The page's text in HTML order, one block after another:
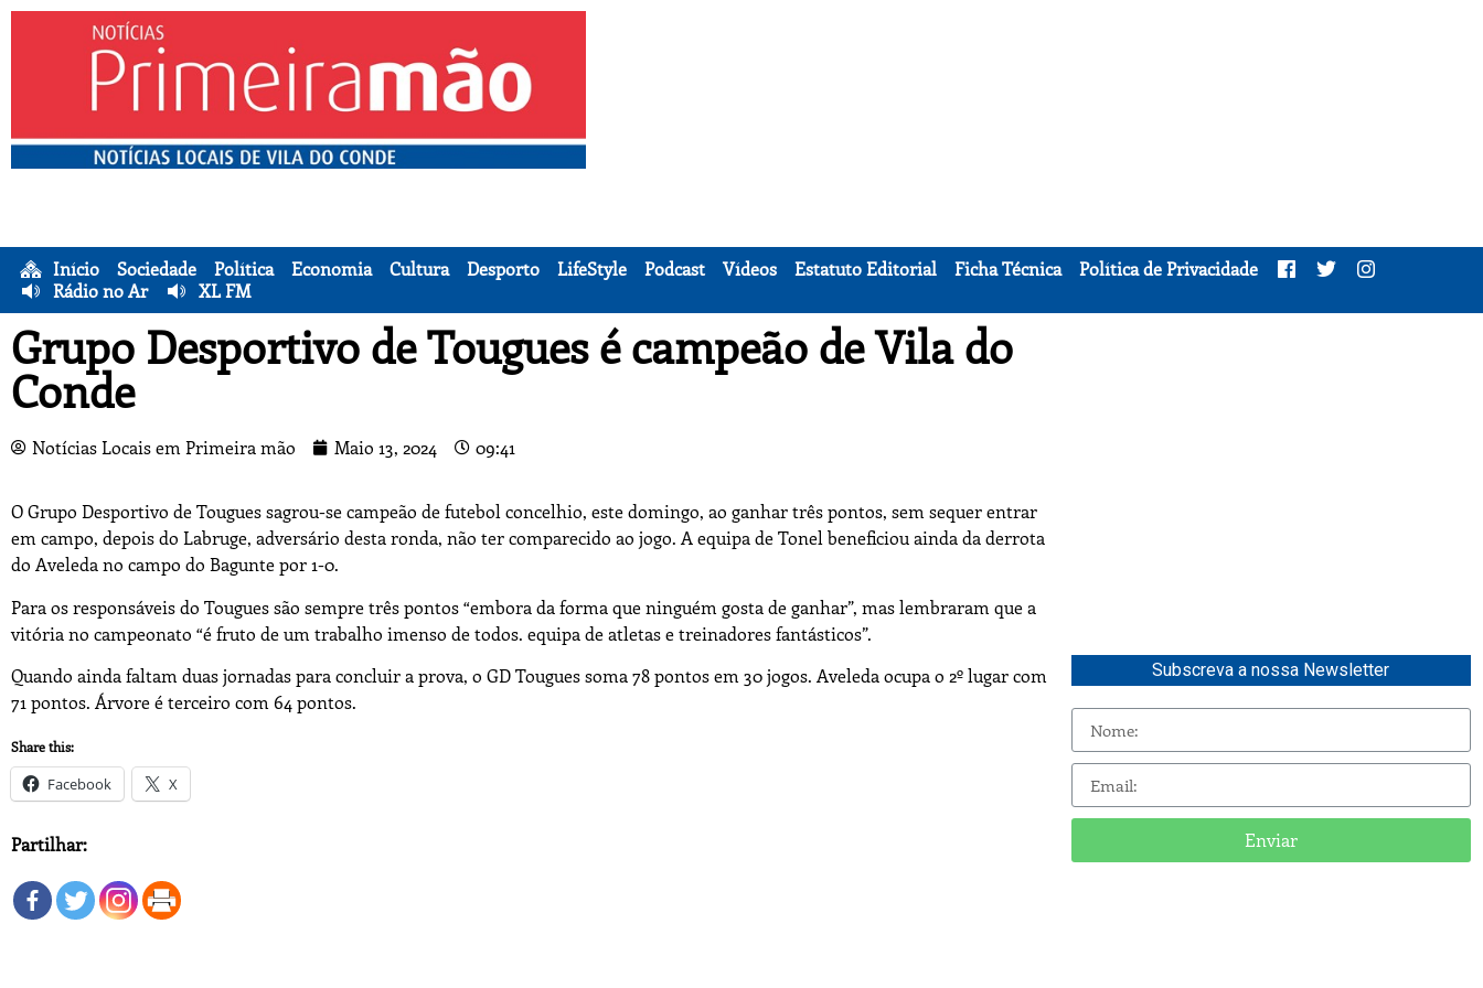
Início Sociedade Política Economia Cultura Desporto LifeStyle Podcast Vídeos Estatuto Editorial Ficha Técnica
Política de Privacidade
Rádio no Ar
XL FM
Grupo Desportivo de Tougues é campeão de Vila do
Conde
Notícias Locais em Primeira mão Maio 13, 2024 09:41
O Grupo Desportivo de Tougues sagrou-se campeão de futebol concelhio, este domingo, ao ganhar três pontos, sem sequer entrar
em campo, depois do Labruge, adversário desta ronda, não ter comparecido ao jogo. A equipa de Tonel beneficiou ainda da derrota
do Aveleda no campo do Bagunte por 1-0.
Para os responsáveis do Tougues são sempre três pontos “embora da forma que ninguém gosta de ganhar”, mas lembraram que a
vitória no campeonato “é fruto de um trabalho imenso de todos. equipa de atletas e treinadores fantásticos”.
Quando ainda faltam duas jornadas para concluir a prova, o GD Tougues soma 78 pontos em 30 jogos. Aveleda ocupa o 2º lugar com
71 pontos. Árvore é terceiro com 64 pontos.
Share this:
Facebook X
Partilhar:
Subscreva a nossa Newsletter
Enviar